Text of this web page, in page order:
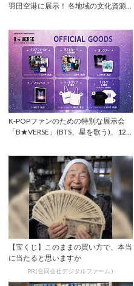
羽田空港に展示！ 各地域の文化資源
K-POPファンのための特別な展示会
「B★VERSE」(BTS、星を歌う)、12...
【宝くじ】このままの買い方で、本当
に当たると思いますか
PR(合同会社デジタルファーム )